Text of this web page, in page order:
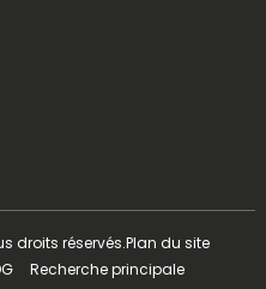
droits réservés.Plan du site
Recherche principale